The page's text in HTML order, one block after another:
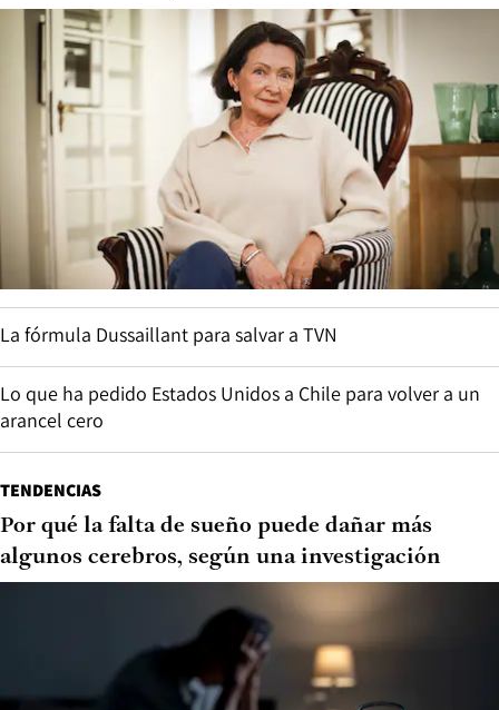
La fórmula Dussaillant para salvar a TVN
Lo que ha pedido Estados Unidos a Chile para volver a un
arancel cero
TENDENCIAS
Por qué la falta de sueño puede dañar más
algunos cerebros, según una investigación